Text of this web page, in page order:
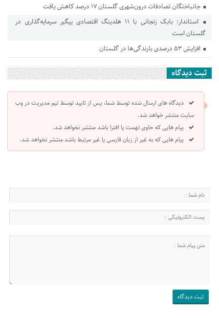
جانباختگان تصادفات درون‌شهری گلستان ۱۷ درصد کاهش یافت
استاندار: بابک زنجانی با ۱۱ هلدینگ اقتصادی پیگیر سرمایه‌گذاری در
گلستان است
افزایش ۵۳ درصدی بارندگی‌ها در گلستان
ثبت دیدگاه
دیدگاه های ارسال شده توسط شما، پس از تایید توسط تیم مدیریت در وب
سایت منتشر خواهد شد.
پیام هایی که حاوی تهمت یا افترا باشد منتشر نخواهد شد.
پیام هایی که به غیر از زبان فارسی یا غیر مرتبط باشد منتشر نخواهد شد.